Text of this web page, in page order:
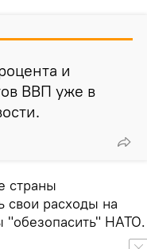
и
ВВП уже в
страны
свои расходы на
"обезопасить" НАТО.